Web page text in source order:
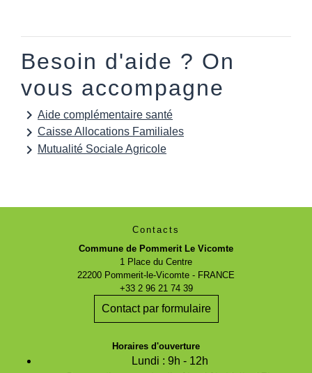
Besoin d'aide ? On
vous accompagne
keyboard_arrow_right Aide complémentaire santé
keyboard_arrow_right Caisse Allocations Familiales
keyboard_arrow_right Mutualité Sociale Agricole
Contacts
Commune de Pommerit Le Vicomte
1 Place du Centre
22200 Pommerit-le-Vicomte - FRANCE
+33 2 96 21 74 39
Contact par formulaire
Horaires d'ouverture
Lundi : 9h - 12h